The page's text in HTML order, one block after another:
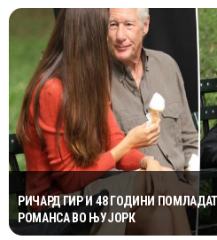
РИЧАРД ГИР И 48 ГОДИНИ
РОМАНСА ВО ЊУЈОРК